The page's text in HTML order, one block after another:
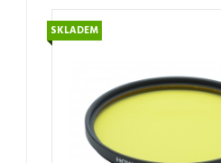
SKLADEM